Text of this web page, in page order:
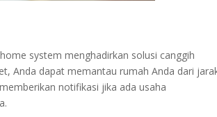
system menghadirkan solusi canggih
Anda dapat memantau rumah Anda dari
notifikasi jika ada usaha